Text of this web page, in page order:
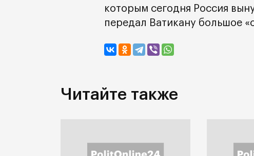
которым сегодня Россия
передал Ватикану большое
Читайте также